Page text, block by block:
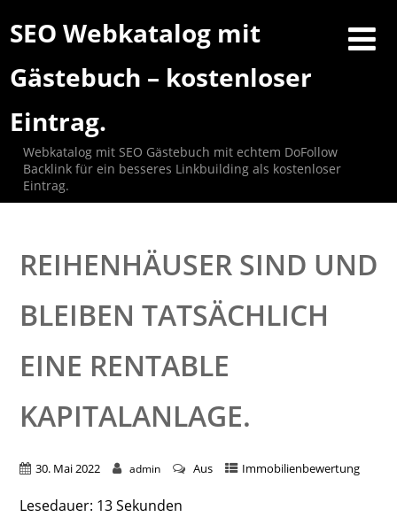
SEO Webkatalog mit
Gästebuch – kostenloser
Eintrag.
Webkatalog mit SEO Gästebuch mit echtem DoFollow
Backlink für ein besseres Linkbuilding als kostenloser
Eintrag.
REIHENHÄUSER SIND UND
BLEIBEN TATSÄCHLICH
EINE RENTABLE
KAPITALANLAGE.
30. Mai 2022 admin Aus Immobilienbewertung
Lesedauer: 13Sekunden